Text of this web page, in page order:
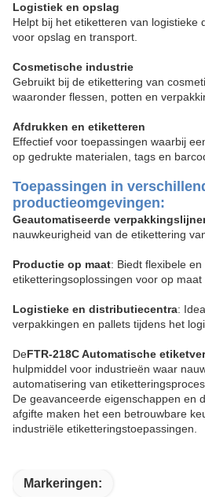
Logistiek en opslag
Helpt bij het etiketteren van logistieke
voor opslag en transport.
Cosmetische industrie
Gebruikt bij de etikettering van
waaronder flessen, potten en
Afdrukken en etiketteren
Effectief voor toepassingen waarbij
op gedrukte materialen, tags en
Toepassingen in
productieomgevingen:
Geautomatiseerde
nauwkeurigheid van de etikettering
Productie op maat: Biedt flexibele
etiketteringsoplossingen voor op maat
Logistieke en distributiecentra:
verpakkingen en pallets tijdens het
DeFTR-218C Automatische
hulpmiddel voor industrieën waar
automatisering van
De geavanceerde eigenschappen en
afgifte maken het een betrouwbare
industriële etiketteringstoepassingen.
Markeringen: